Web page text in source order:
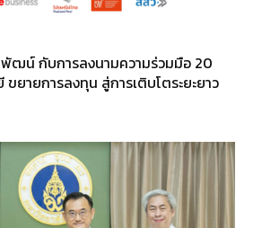
ฒน์ กับการลงนามความร่วมมือ 20
ยายการลงทุน สู่การเติบโตระยะยาว